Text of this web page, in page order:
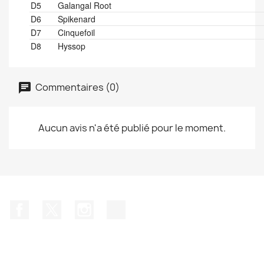
D5
Galangal Root
D6
Spikenard
D7
Cinquefoil
D8
Hyssop
Commentaires (0)
Aucun avis n'a été publié pour le moment.